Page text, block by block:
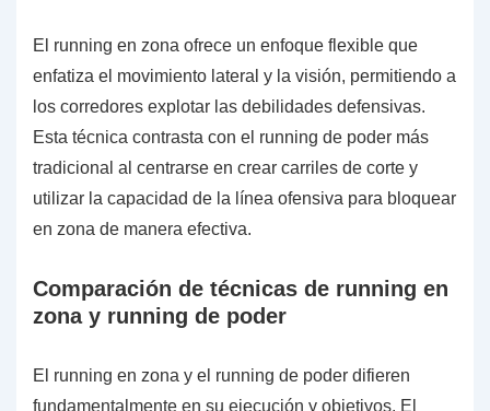
El running en zona ofrece un enfoque flexible que
enfatiza el movimiento lateral y la visión, permitiendo a
los corredores explotar las debilidades defensivas.
Esta técnica contrasta con el running de poder más
tradicional al centrarse en crear carriles de corte y
utilizar la capacidad de la línea ofensiva para bloquear
en zona de manera efectiva.
Comparación de técnicas de running en
zona y running de poder
El running en zona y el running de poder difieren
fundamentalmente en su ejecución y objetivos. El